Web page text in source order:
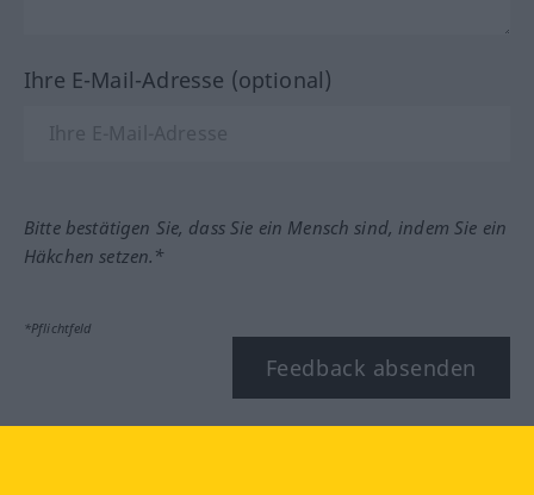
Ihre E-Mail-Adresse (optional)
Bitte bestätigen Sie, dass Sie ein Mensch sind, indem Sie ein
Häkchen setzen.*
*Pflichtfeld
Feedback absenden